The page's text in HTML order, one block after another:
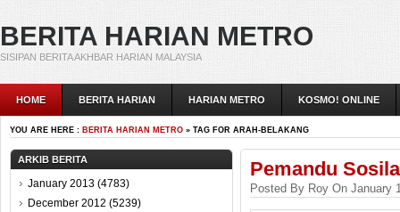
BERITA HARIAN METRO
SISIPAN BERITA AKHBAR HARIAN MALAYSIA
HOME BERITA HARIAN HARIAN METRO KOSMO! ONLINE
YOU ARE HERE : BERITA HARIAN METRO » TAG FOR ARAH-BELAKANG
ARKIB BERITA
January 2013 (4783)
December 2012 (5239)
Pemandu
Posted By Roy On January